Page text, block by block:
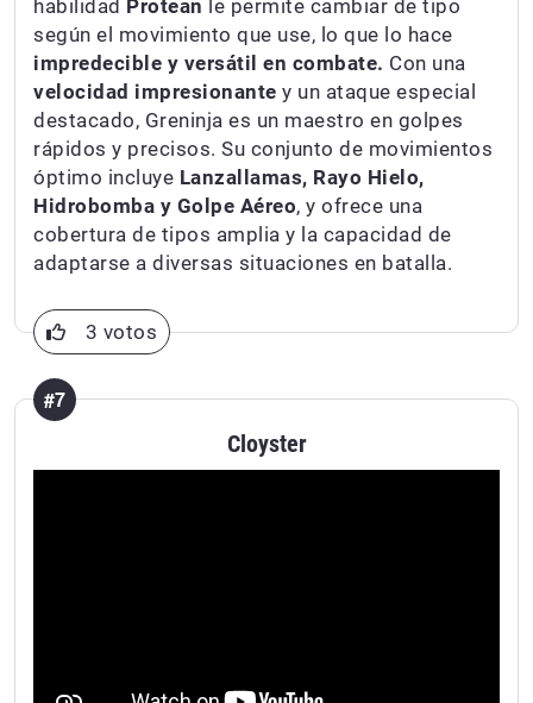
habilidad Protean le permite cambiar de tipo
según el movimiento que use, lo que lo hace
impredecible y versátil en combate. Con una
velocidad impresionante y un ataque especial
destacado, Greninja es un maestro en golpes
rápidos y precisos. Su conjunto de movimientos
óptimo incluye Lanzallamas, Rayo Hielo,
Hidrobomba y Golpe Aéreo, y ofrece una
cobertura de tipos amplia y la capacidad de
adaptarse a diversas situaciones en batalla.
3 votos
#7
Cloyster